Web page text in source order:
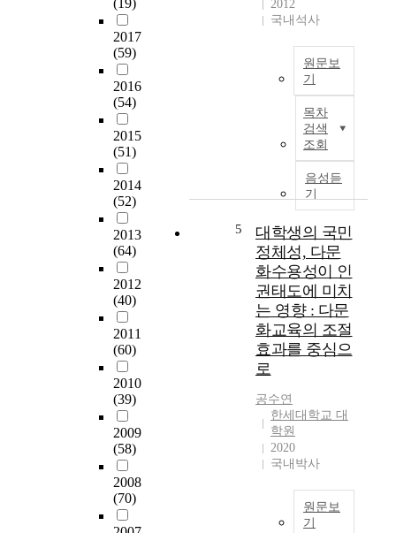
(19)
2017
(59)
2016
(54)
2015
(51)
2014
(52)
2013
(64)
2012
(40)
2011
(60)
2010
(39)
2009
(58)
2008
(70)
대
e
2012
국내석사
원문보
기
목차
검색
조회
음성듣
기
5
대학생의 국민
정체성, 다문
화수용성이 인
권태도에 미치
는 영향 : 다문
화교육의 조절
효과를 중심으
로
공수연
한세대학교 대
학원
2020
국내박사
원문보
기